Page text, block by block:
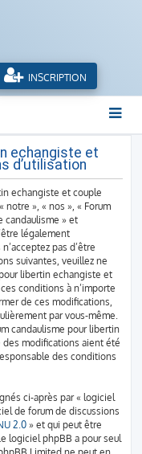
INSCRIPTION
echangiste et
d’utilisation
echangiste et couple
notre », « nos », « Forum
candaulisme » et
légalement
pas d’être
suivantes, veuillez ne
libertin echangiste et
conditions à n’importe
de ces modifications,
par vous-même.
candaulisme pour libertin
des modifications aient été
des conditions
ci-après par « logiciel
de forum de discussions
2.0» et qui peut être
logiciel phpBB a pour seul